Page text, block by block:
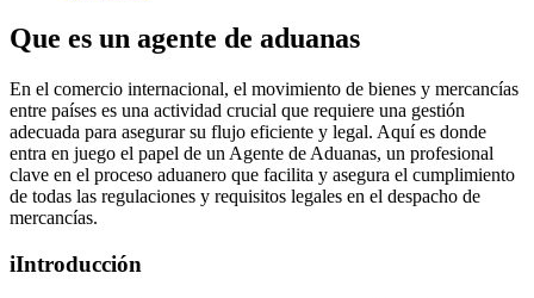
Que es un agente de aduanas
En el comercio internacional, el movimiento de bienes y mercancías
entre países es una actividad crucial que requiere una gestión
adecuada para asegurar su flujo eficiente y legal. Aquí es donde
entra en juego el papel de un Agente de Aduanas, un profesional
clave en el proceso aduanero que facilita y asegura el cumplimiento
de todas las regulaciones y requisitos legales en el despacho de
mercancías.
iIntroducción